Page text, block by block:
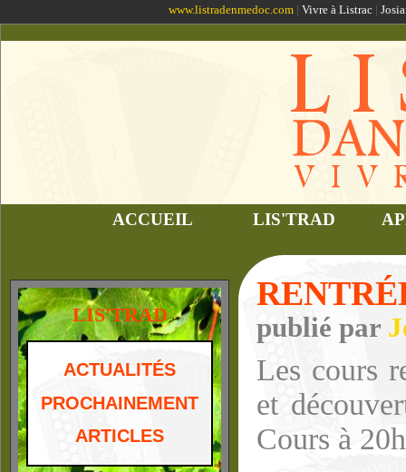
www.listradenmedoc.com| Vivre à Listrac|
LIS'TRAD
ACTUALITÉS
PROCHAINEMENT
ARTICLES
publié par
Les cours
et
Cours à
ACCUEIL LIS'TRAD